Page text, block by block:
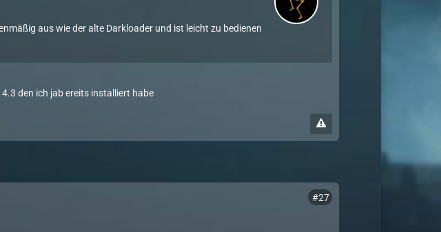
aus wie der alte Darkloader und ist leicht zu bedienen
den ich jab ereits installiert habe
#27